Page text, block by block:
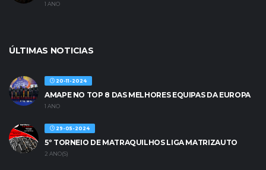
1 ANO
ÚLTIMAS NOTICIAS
20-11-2024
AMAPE NO TOP 8 DAS MELHORES EQUIPAS DA EUROPA
1 ANO
29-05-2024
5º TORNEIO DE MATRAQUILHOS LIGA MATRIZAUTO
2 ANO(S)